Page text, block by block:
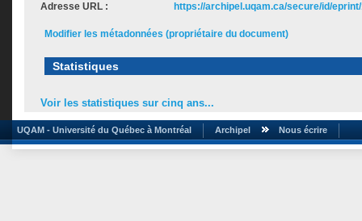
Adresse URL :
https://archipel.uqam.ca/secure/id/
Modifier les métadonnées (propriétaire du document)
Statistiques
Voir les statistiques sur cinq ans...
UQAM - Université du Québec à Montréal Archipel Nous écrire